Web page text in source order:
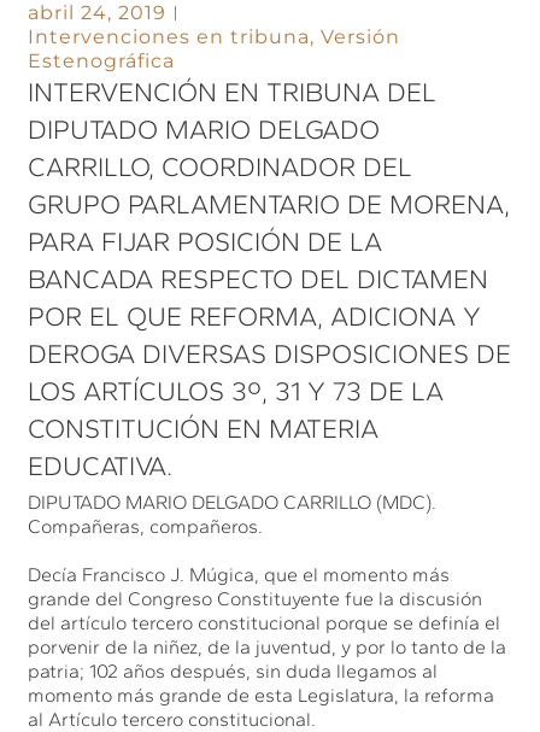
abril 24, 2019
Intervenciones en tribuna,Versión
Estenográfica
INTERVENCIÓN EN TRIBUNA DEL
DIPUTADO MARIO DELGADO
CARRILLO, COORDINADOR DEL
GRUPO PARLAMENTARIO DE MORENA,
PARA FIJAR POSICIÓN DE LA
BANCADA RESPECTO DEL DICTAMEN
POR EL QUE REFORMA, ADICIONA Y
DEROGA DIVERSAS DISPOSICIONES DE
LOS ARTÍCULOS 3º, 31 Y 73 DE LA
CONSTITUCIÓN EN MATERIA
EDUCATIVA.
DIPUTADO MARIO DELGADO CARRILLO (MDC).
Compañeras, compañeros.
Decía Francisco J. Múgica, que el momento más
grande del Congreso Constituyente fue la discusión
del artículo tercero constitucional porque se definía el
porvenir de la niñez, de la juventud, y por lo tanto de la
patria; 102 años después, sin duda llegamos al
momento más grande de esta Legislatura, la reforma
al Artículo tercero constitucional.